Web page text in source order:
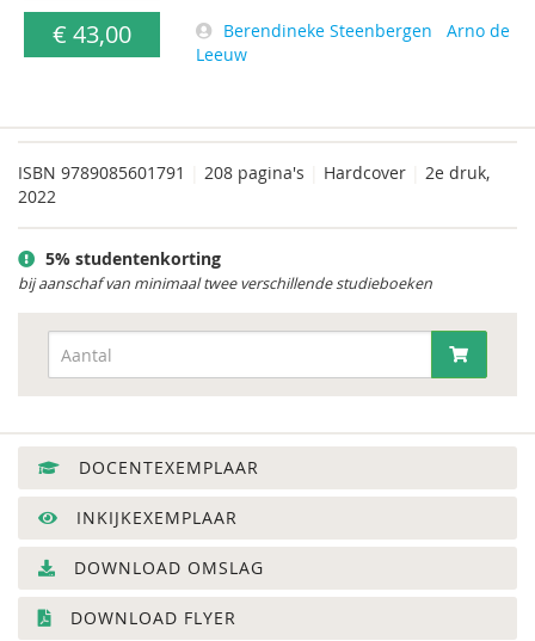
€ 43,00 Berendineke Steenbergen
Arno de
Leeuw
ISBN 9789085601791 208 pagina's Hardcover
2e druk,
2022
5% studentenkorting
bij aanschaf van minimaal twee verschillende studieboeken
DOCENTEXEMPLAAR
INKIJKEXEMPLAAR
DOWNLOAD OMSLAG
DOWNLOAD FLYER